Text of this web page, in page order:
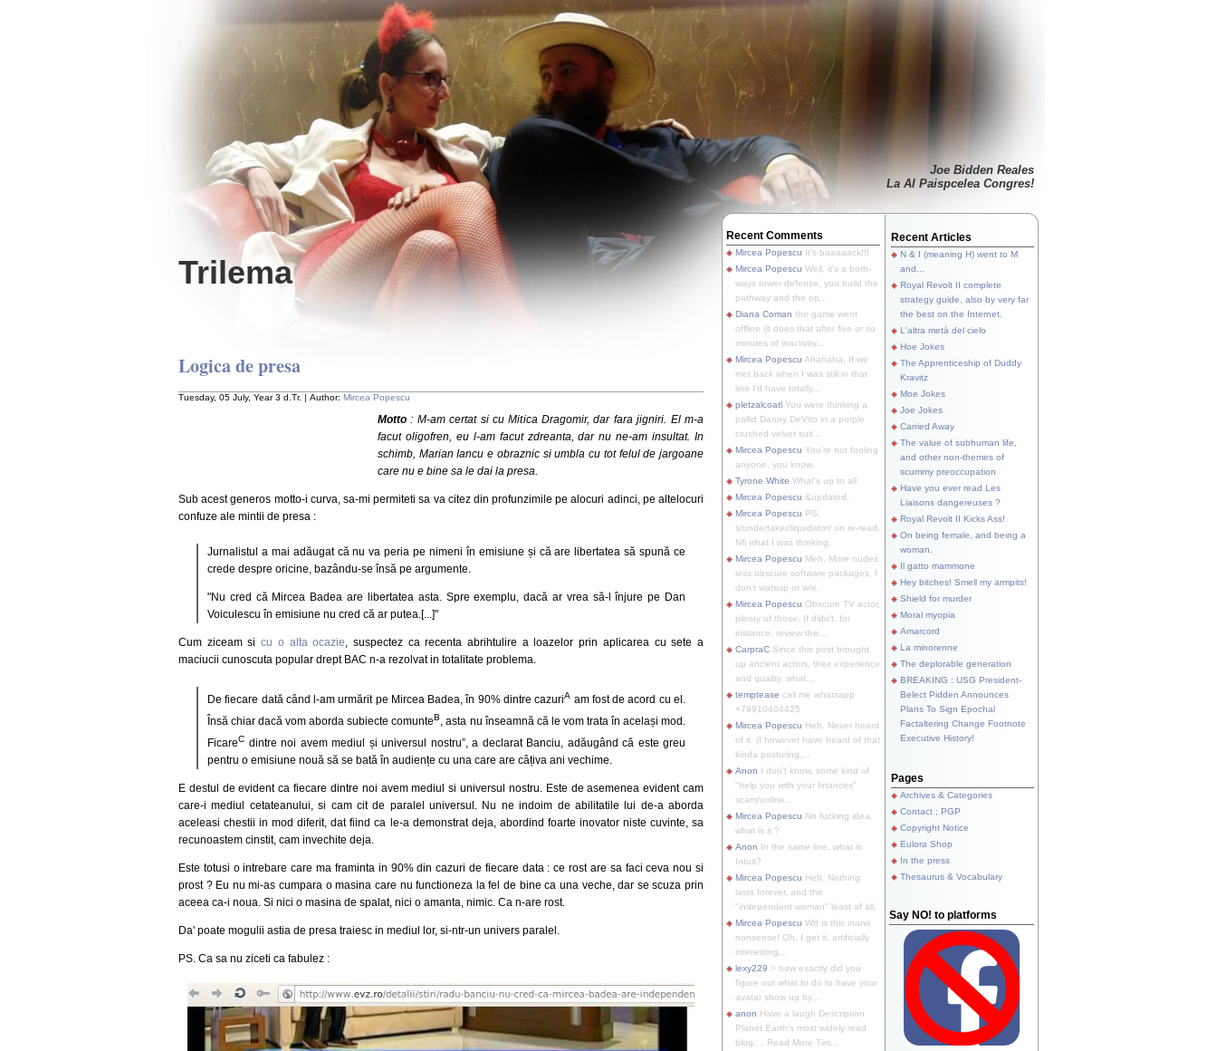
Trilema
Joe Bidden Reales
La Al Paispcelea Congres!
Logica de presa
Tuesday, 05 July, Year 3 d.Tr. | Author: Mircea Popescu
Motto : M-am certat si cu Mitica Dragomir, dar fara jigniri. El m-a
facut oligofren, eu l-am facut zdreanta, dar nu ne-am insultat. In
schimb, Marian Iancu e obraznic si umbla cu tot felul de jargoane
care nu e bine sa le dai la presa.
Sub acest generos motto-i curva, sa-mi permiteti sa va citez din profunzimile pe alocuri adinci, pe altelocuri
confuze ale mintii de presa :
Jurnalistul a mai adăugat că nu va peria pe nimeni în emisiune și că are libertatea să spună ce
crede despre oricine, bazându-se însă pe argumente.
"Nu cred că Mircea Badea are libertatea asta. Spre exemplu, dacă ar vrea să-l înjure pe Dan
Voiculescu în emisiune nu cred că ar putea.[...]"
Cum ziceam sicu o alta ocazie , suspectez ca recenta abrihtulire a loazelor prin aplicarea cu sete a
maciucii cunoscuta popular drept BAC n-a rezolvat in totalitate problema.
De fiecare dată când l-am urmărit pe Mircea Badea, în 90% dintre cazuriA am fost de acord cu el.
Însă chiar dacă vom aborda subiecte comunteB
, asta nu înseamnă că le vom trata în același mod.
FicareC dintre noi avem mediul și universul nostru”, a declarat Banciu, adăugând că este greu
pentru o emisiune nouă să se bată în audiențe cu una care are câțiva ani vechime.
E destul de evident ca fiecare dintre noi avem mediul si universul nostru. Este de asemenea evident cam
care-i mediul cetateanului, si cam cit de paralel universul. Nu ne indoim de abilitatile lui de-a aborda
aceleasi chestii in mod diferit, dat fiind ca le-a demonstrat deja, abordind foarte inovator niste cuvinte, sa
recunoastem cinstit, cam invechite deja.
Este totusi o intrebare care ma framinta in 90% din cazuri de fiecare data : ce rost are sa faci ceva nou si
prost ? Eu nu mi-as cumpara o masina care nu functioneza la fel de bine ca una veche, dar se scuza prin
aceea ca-i noua. Si nici o masina de spalat, nici o amanta, nimic. Ca n-are rost.
Da' poate mogulii astia de presa traiesc in mediul lor, si-ntr-un univers paralel.
PS. Ca sa nu ziceti ca fabulez :
Recent Comments
Mircea Popescu It's baaaaack!!!
Mircea Popescu Well, it's a both-
ways tower defense, you build the
pathway and the op...
Diana Coman the game went
offline (it does that after five or so
minutes of inactivity...
Mircea Popescu Ahahaha. If we
met back when I was still in that
line I'd have totally...
pletzalcoatl You were thinking a
pallid Danny DeVito in a purple
crushed velvet suit...
Mircea Popescu You're not fooling
anyone, you know.
Tyrone White What's up to all
Mircea Popescu &updated.
Mircea Popescu PS.
s/undertaker/liquidator/ on re-read.
Nfi what I was thinking.
Mircea Popescu Meh. More nudes
less obscure software packages, I
don't watsup or w/e.
Mircea Popescu Obscure TV actor,
plenty of those. (I didn't, for
instance, review the...
CarpraC Since this post brought
up ancient actors, their experience
and quality, what...
temptease call me whatsapp
+79910404425
Mircea Popescu Heh. Never heard
of it. (I however have heard of that
kinda posturing,...
Anon I don't know, some kind of
"help you with your finances"
scam/online...
Mircea Popescu No fucking idea,
what is it ?
Anon In the same line, what is
Intuit?
Mircea Popescu Heh. Nothing
lasts forever, and the
"independent woman" least of all.
Mircea Popescu Wtf is this inane
nonsense! Oh, I get it, artificially
interesting...
lexy229 > how exactly did you
figure out what to do to have your
avatar show up by...
anon Have a laugh Description
Planet Earth's most widely read
blog.... Read More Tim...
Recent Articles
N & I (meaning H) went to M
and...
Royal Revolt II complete
strategy guide, also by very far
the best on the Internet.
L'altra metà del cielo
Hoe Jokes
The Apprenticeship of Duddy
Kravitz
Moe Jokes
Joe Jokes
Carried Away
The value of subhuman life,
and other non-themes of
scummy preoccupation
Have you ever read Les
Liaisons dangereuses ?
Royal Revolt II Kicks Ass!
On being female, and being a
woman.
Il gatto mammone
Hey bitches! Smell my armpits!
Shield for murder
Moral myopia
Amarcord
La minorenne
The deplorable generation
BREAKING : USG President-
Belect Pidden Announces
Plans To Sign Epochal
Factaltering Change Footnote
Executive History!
Pages
Archives & Categories
Contact ; PGP
Copyright Notice
Eulora Shop
In the press
Thesaurus & Vocabulary
Say NO! to platforms